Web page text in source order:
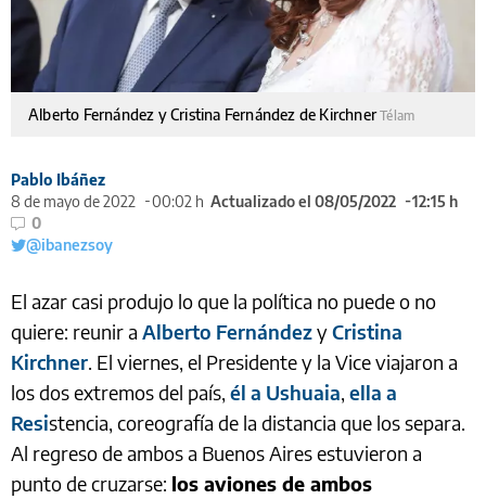
Alberto Fernández y Cristina Fernández de KirchnerTélam
Pablo Ibáñez
8 de mayo de 2022
00:02 h Actualizado el 08/05/2022
12:15 h
0
@ibanezsoy
El azar casi produjo lo que la política no puede o no
quiere: reunir a Alberto FernándezyCristina
Kirchner. El viernes, el Presidente y la Vice viajaron a
los dos extremos del país, él a Ushuaia, ella a
Resistencia, coreografía de la distancia que los separa.
Al regreso de ambos a Buenos Aires estuvieron a
punto de cruzarse: los aviones de ambos